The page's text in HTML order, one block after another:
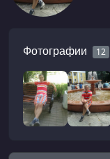
Фотографии 12